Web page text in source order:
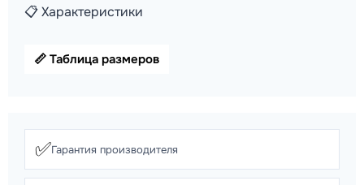
📋 Характеристики
📏 Таблица размеров
✅Гарантия производителя